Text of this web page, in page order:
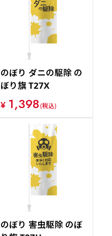
のぼり ダニの駆除 の
ぼり旗 T27X
¥ 1,398(税込)
のぼり 害虫駆除 のぼ